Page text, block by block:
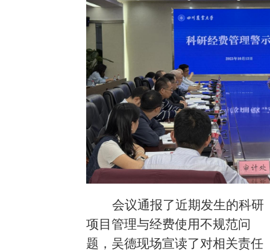
会议通报了近期发生的科研
项目管理与经费使用不规范问
题，吴德现场宣读了对相关责任